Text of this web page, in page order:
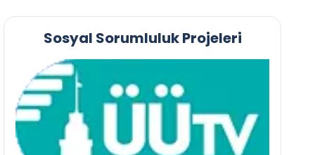
Sosyal Sorumluluk Projeleri